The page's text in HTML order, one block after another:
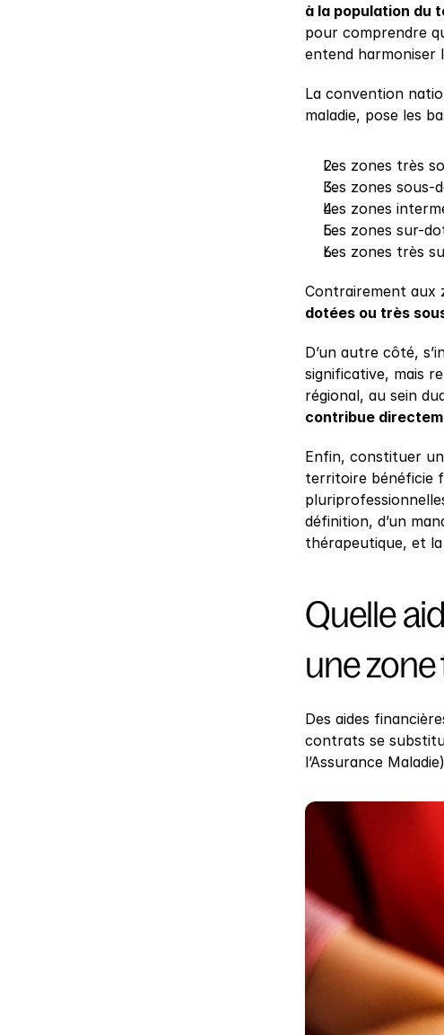
à la population du
pour comprendre
entend harmoniser
La convention
maladie, pose les
Les zones très
Les zones sous-
Les zones
Les zones sur-
Les zones très
Contrairement aux
dotées ou très
D’un autre côté,
significative, mais
régional, au sein
contribue
Enfin, constituer
territoire bénéficie
définition, d’un
thérapeutique, et
Quelle
une zone
Des aides
contrats se
l’Assurance Maladie)